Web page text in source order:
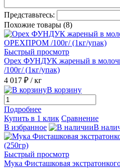
Представьтесь:
Похожие товары (8)
Быстрый просмотр
Орех ФУНДУК жареный в
/100г/ (1кг/упак)
4 017 ₽ / кг
В корзину
Подробнее
Купить в 1 клик Сравнение
В избранное
В
Быстрый просмотр
Мука Фисташковая